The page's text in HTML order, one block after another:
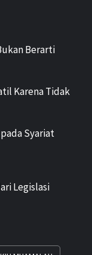
Berarti
Karena Tidak
Syariat
Legislasi